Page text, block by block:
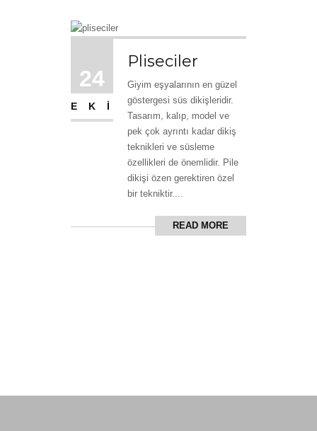
24
EKI
Pliseciler
Giyim eşyalarının en güzel
göstergesi süs dikişleridir.
Tasarım, kalıp, model ve
pek çok ayrıntı kadar dikiş
teknikleri ve süsleme
özellikleri de önemlidir. Pile
dikişi özen gerektiren özel
bir tekniktir....
READ MORE